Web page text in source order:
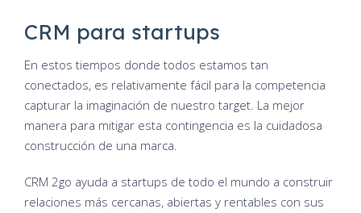
CRM para startups
En estos tiempos donde todos estamos tan
conectados, es relativamente fácil para la competencia
capturar la imaginación de nuestro target. La mejor
manera para mitigar esta contingencia es la cuidadosa
construcción de una marca.
CRM 2go ayuda a startups de todo el mundo a construir
relaciones más cercanas, abiertas y rentables con sus